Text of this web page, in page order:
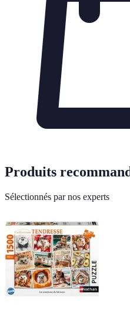
Produits
Sélectionnés par nos experts